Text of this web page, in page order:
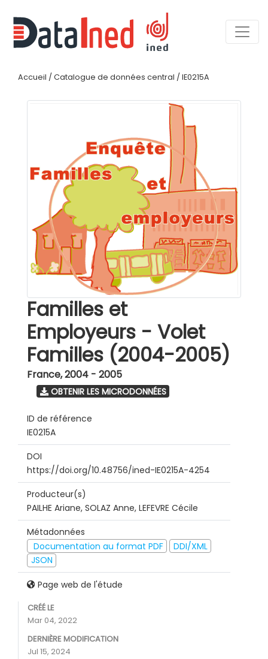
Accueil / Catalogue de données central / IE0215A
Familles et
Employeurs - Volet
Familles (2004-2005)
France,2004 - 2005
OBTENIR LES MICRODONNÉES
ID de référence
IE0215A
DOI
https://doi.org/10.48756/ined-IE0215A-4254
Producteur(s)
PAILHE Ariane, SOLAZ Anne, LEFEVRE Cécile
Métadonnées
Documentation au format PDF
DDI/XML
JSON
Page web de l'étude
CRÉÉ LE
Mar 04, 2022
DERNIÈRE MODIFICATION
Jul 15, 2024